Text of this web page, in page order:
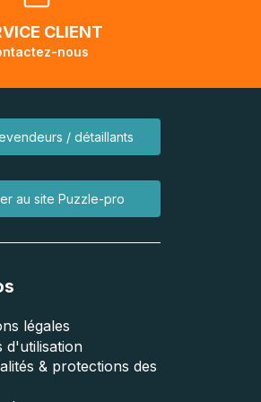
CLIENT
nous
/ détaillants
au site Puzzle-pro
légales
d'utilisation
& protections des